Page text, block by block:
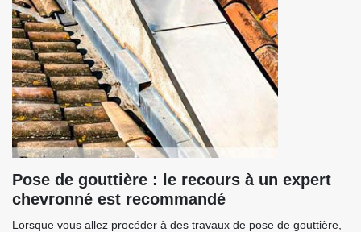
Pose de gouttière : le recours à un expert
chevronné est recommandé
Lorsque vous allez procéder à des travaux de pose de gouttière,